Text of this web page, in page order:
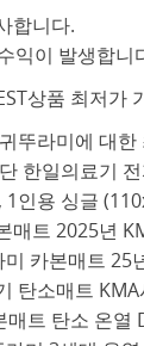
합니다.
익이 발생합니
상품 최저가
뚜라미에 대
한일의료기
인용 싱글
트 2025년
카본매트
탄소매트
트 탄소 온열